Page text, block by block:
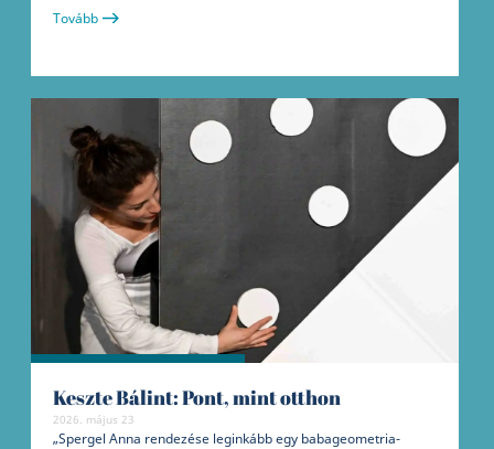
Tovább
Keszte Bálint: Pont, mint otthon
2026. május 23
„Spergel Anna rendezése leginkább egy babageometria-